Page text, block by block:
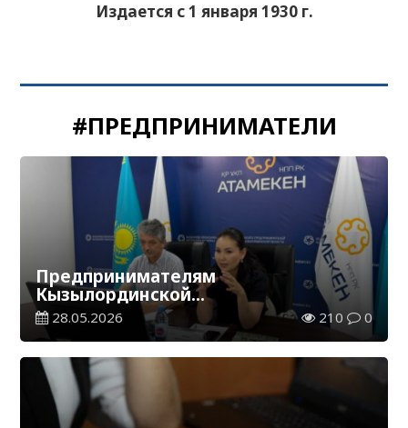
Издается с 1 января 1930 г.
#ПРЕДПРИНИМАТЕЛИ
Предпринимателям
Кызылординской
области рассказали об условиях
участия в республиканских
конкурсах
28.05.2026 210 0